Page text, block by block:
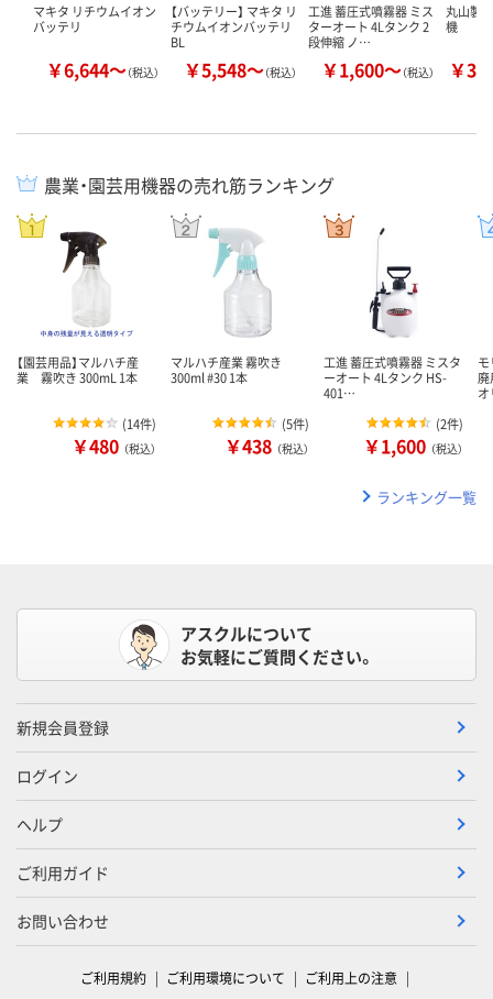
マキタ リチウムイオン
バッテリ
￥6,644～（税込）
【バッテリー】 マキタ リ
チウムイオンバッテリ
BL
￥5,548～（税込）
工進 蓄圧式噴霧器 ミス
ターオート 4Lタンク 2
段伸縮 ノ…
￥1,600～（税込）
丸山製
機
￥
農業・園芸用機器の売れ筋ランキング
【園芸用品】マルハチ産
業 霧吹き 300mL 1本
(14件)
￥480 （税込）
マルハチ産業 霧吹き
300ml #30 1本
(5件)
￥438 （税込）
工進 蓄圧式噴霧器 ミスタ
ーオート 4Lタンク HS-
401…
(2件)
￥1,600 （税込）
ランキング一覧
アスクルについて
お気軽にご質問ください。
新規会員登録
ログイン
ヘルプ
ご利用ガイド
お問い合わせ
ご利用規約 ご利用環境について ご利用上の注意